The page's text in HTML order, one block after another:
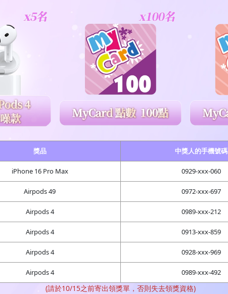
獎品 中獎人的手機號碼
iPhone 16 Pro Max 0929-xxx-060
Airpods 49 0972-xxx-697
Airpods 4 0989-xxx-212
Airpods 4 0913-xxx-859
Airpods 4 0928-xxx-969
Airpods 4 0989-xxx-492
(請於10/15之前寄出領獎單，否則失去領獎資格)